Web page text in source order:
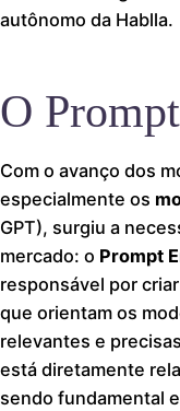
autônomo da Hablla.
O
Com o avanço dos
especialmente os
GPT), surgiu a
mercado: o Prompt
responsável por
que orientam os
relevantes e
está diretamente
sendo fundamental